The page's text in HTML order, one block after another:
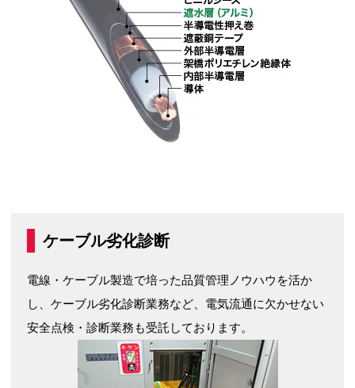
ケーブル劣化診断
電線・ケーブル製造で培った品質管理ノウハウを活か
し、ケーブル劣化診断業務など、電気流通に欠かせない
安全点検・診断業務も受託しております。